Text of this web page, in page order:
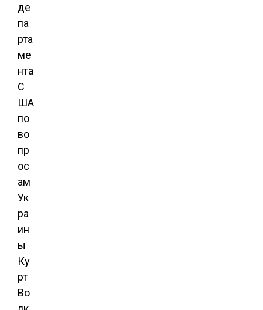
де
па
рта
ме
нта
С
ША
по
во
пр
ос
ам
Ук
ра
ин
ы
Ку
рт
Во